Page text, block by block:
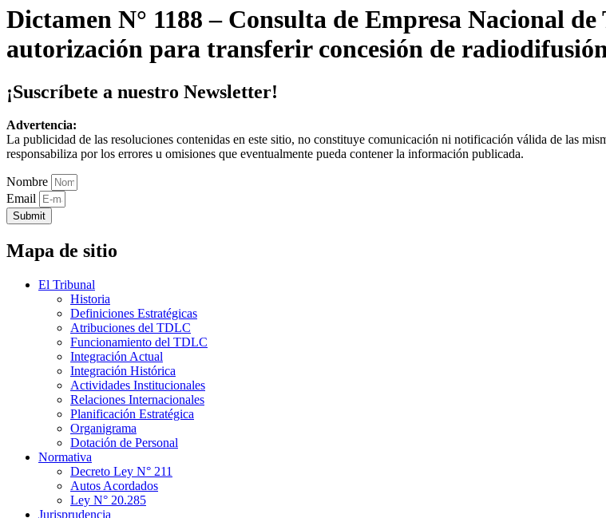
Dictamen N° 1188 – Consulta de Empresa Nacional
autorización para transferir concesión de
¡Suscríbete a nuestro Newsletter!
Advertencia:
La publicidad de las resoluciones contenidas en este sitio, no constituye comunicación ni notificación válida de las
responsabiliza por los errores u omisiones que eventualmente pueda contener la información publicada.
Nombre
Email
Submit
Mapa de sitio
El Tribunal
Historia
Definiciones Estratégicas
Atribuciones del TDLC
Funcionamiento del TDLC
Integración Actual
Integración Histórica
Actividades Institucionales
Relaciones Internacionales
Planificación Estratégica
Organigrama
Dotación de Personal
Normativa
Decreto Ley N° 211
Autos Acordados
Ley N° 20.285
Jurisprudencia